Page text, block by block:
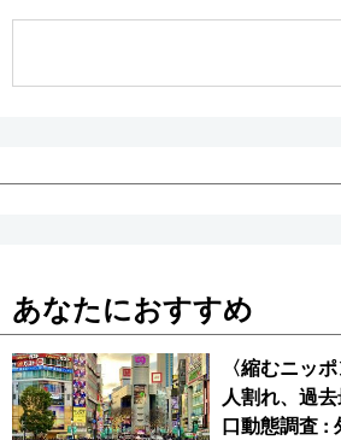
あなたにおすすめ
〈縮むニッ
人割れ、過
口動態調査 :